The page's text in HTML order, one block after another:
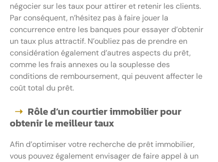
négocier sur les taux pour attirer et retenir les clients.
Par conséquent, n’hésitez pas à faire jouer la
concurrence entre les banques pour essayer d’obtenir
un taux plus attractif. N’oubliez pas de prendre en
considération également d’autres aspects du prêt,
comme les frais annexes ou la souplesse des
conditions de remboursement, qui peuvent affecter le
coût total du prêt.
Rôle d’un courtier immobilier pour
obtenir le meilleur taux
Afin d’optimiser votre recherche de prêt immobilier,
vous pouvez également envisager de faire appel à un